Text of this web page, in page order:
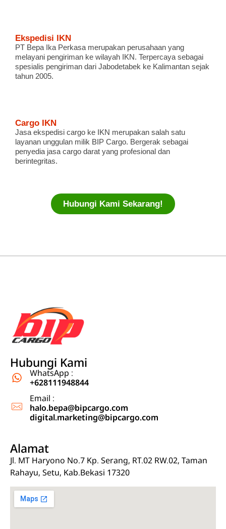
Ekspedisi IKN
PT Bepa Ika Perkasa merupakan perusahaan yang
melayani pengiriman ke wilayah IKN. Terpercaya sebagai
spesialis pengiriman dari Jabodetabek ke Kalimantan sejak
tahun 2005.
Cargo IKN
Jasa ekspedisi cargo ke IKN merupakan salah satu
layanan unggulan milik BIP Cargo. Bergerak sebagai
penyedia jasa cargo darat yang profesional dan
berintegritas.
Hubungi Kami Sekarang!
Ekspedisi Jakarta Kalimantan, Ekspedisi Jakarta Sulawesi
Ekspedisi cargo jasa pengiriman barang dari Jakarta, Jabodetabek ke Kalimantan dan Sulawesi
Hubungi Kami
WhatsApp :
+628111948844
Email :
halo.bepa@bipcargo.com
digital.marketing@bipcargo.com
Alamat
Jl. MT Haryono No.7 Kp. Serang, RT.02 RW.02, Taman
Rahayu, Setu, Kab.Bekasi 17320